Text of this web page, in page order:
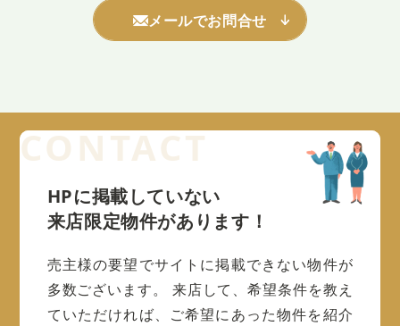
メールでお問合せ
HPに掲載していない
来店限定物件があります！
売主様の要望でサイトに掲載できない物件が
多数ございます。
来店して、希望条件を教え
ていただければ、ご希望にあった物件を紹介